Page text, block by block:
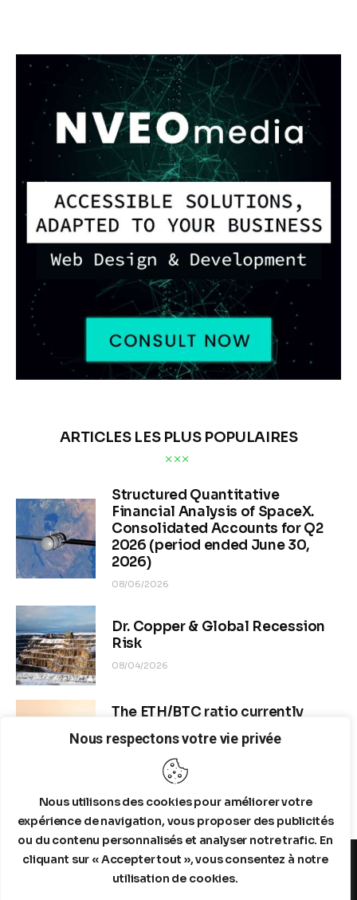
Nous respectons votre vie privée
Nous utilisons des cookies pour améliorer votre
expérience de navigation, vous proposer des publicités
ou du contenu personnalisés et analyser notre trafic. En
cliquant sur « Accepter tout », vous consentez à notre
utilisation de cookies.
ARTICLES LES PLUS POPULAIRES
Structured Quantitative
Financial Analysis of SpaceX.
Consolidated Accounts for Q2
2026 (period ended June 30,
2026)
08/06/2026
Dr. Copper & Global Recession
Risk
08/04/2026
The ETH/BTC ratio currently
stands at approximately 0.0292–
0.0293
08/04/2026
MENTIONS LEGALES A PROPOS DE NOUS